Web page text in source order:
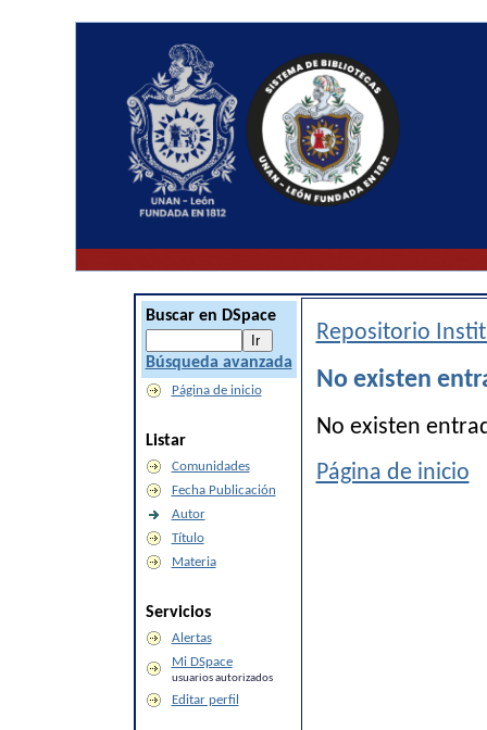
Buscar en DSpace
Búsqueda avanzada
Página de inicio
Listar
Comunidades
Fecha Publicación
Autor
Título
Materia
Servicios
Alertas
Mi DSpace
usuarios autorizados
Editar perfil
Repositorio
No existen
No existen
Página de inicio